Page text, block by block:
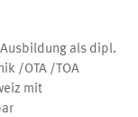
als dipl.
/OTA /TOA
mit